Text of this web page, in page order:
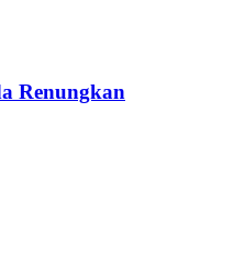
Renungkan